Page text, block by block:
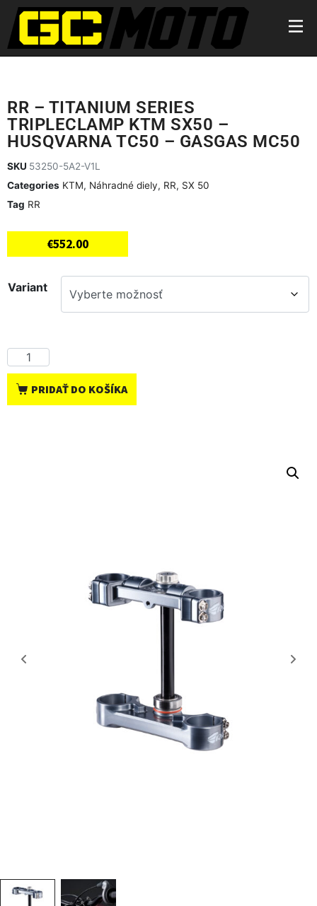
RR – TITANIUM SERIES
TRIPLECLAMP KTM SX50 –
HUSQVARNA TC50 – GASGAS MC50
SKU 53250-5A2-V1L
Categories KTM, Náhradné diely, RR, SX 50
Tag RR
€552.00
Variant
PRIDAŤ DO KOŠÍKA